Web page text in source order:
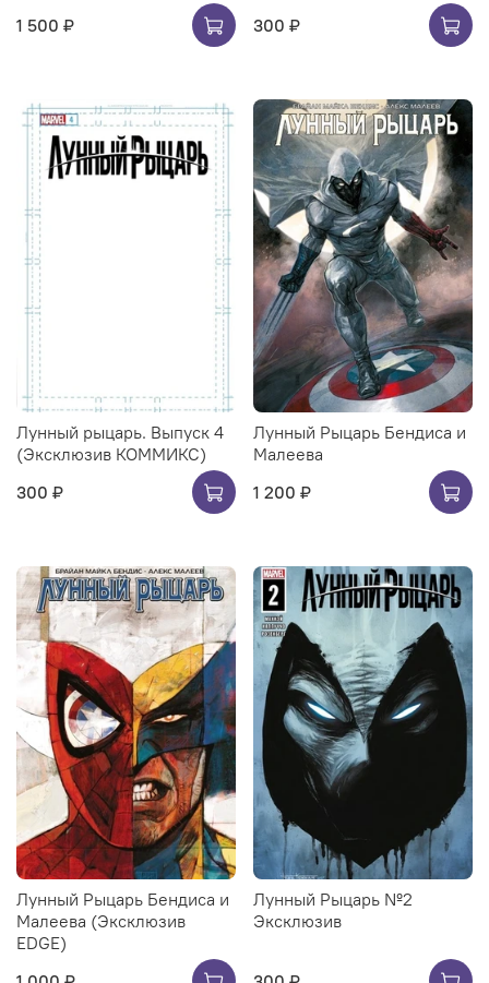
1 500 ₽
300 ₽
Лунный рыцарь. Выпуск 4
(Эксклюзив КОММИКС)
300 ₽
Лунный Рыцарь Бендиса и
Малеева
1 200 ₽
Лунный Рыцарь Бендиса и
Малеева (Эксклюзив
EDGE)
Лунный Рыцарь №2
Эксклюзив